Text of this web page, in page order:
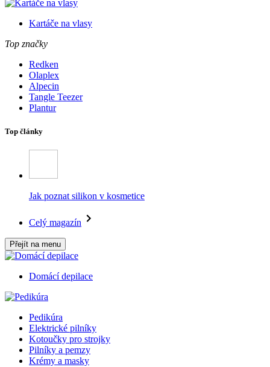
Kartáče na vlasy
Top značky
Redken
Olaplex
Alpecin
Tangle Teezer
Plantur
Top články
Jak poznat silikon v kosmetice
Celý magazín
Přejít na menu
Domácí depilace
Pedikúra
Elektrické pilníky
Kotoučky pro strojky
Pilníky a pemzy
Krémy a masky